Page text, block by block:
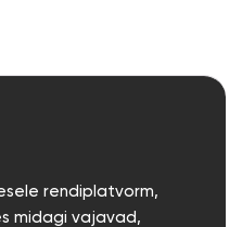
rendiplatvorm,
midagi vajavad,